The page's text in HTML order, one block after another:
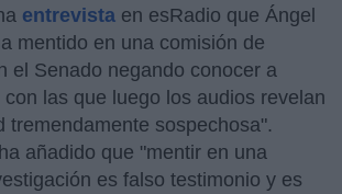
entrevista en esRadio que Ángel
mentido en una comisión de
el Senado negando conocer a
las que luego los audios revelan
tremendamente sospechosa".
añadido que "mentir en una
es falso testimonio y es